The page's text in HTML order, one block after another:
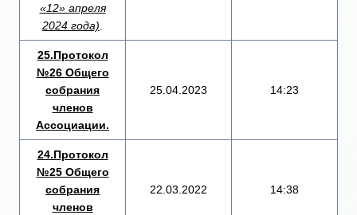
«12» апреля
2024 года)
25.Протокол
№26 Общего
собрания
членов
Ассоциации.
25.04.2023 14:23
24.Протокол
№25 Общего
собрания
членов
22.03.2022 14:38